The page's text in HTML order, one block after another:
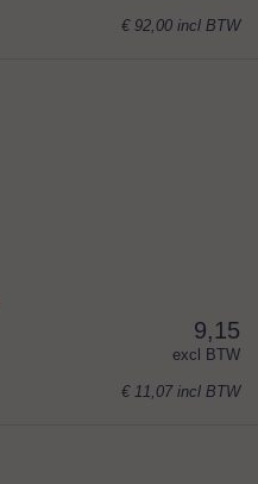
€ 92,00 incl BTW
9,15
excl BTW
€ 11,07 incl BTW